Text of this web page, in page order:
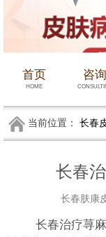
首页
HOME
咨询
当前位置： 长春
长春
长春肤康
长春治疗荨麻